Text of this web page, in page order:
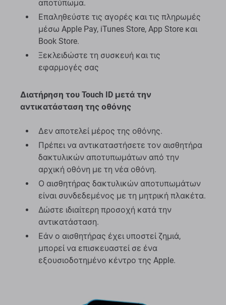
αποτύπωμα.
Επαληθεύστε τις αγορές και τις πληρωμές
μέσω Apple Pay, iTunes Store, App Store και
Book Store.
Ξεκλειδώστε τη συσκευή και τις
εφαρμογές σας
Διατήρηση του Touch ID μετά την
αντικατάσταση της οθόνης
Δεν αποτελεί μέρος της οθόνης.
Πρέπει να αντικαταστήσετε τον αισθητήρα
δακτυλικών αποτυπωμάτων από την
αρχική οθόνη με τη νέα οθόνη.
Ο αισθητήρας δακτυλικών αποτυπωμάτων
είναι συνδεδεμένος με τη μητρική πλακέτα.
Δώστε ιδιαίτερη προσοχή κατά την
αντικατάσταση.
Εάν ο αισθητήρας έχει υποστεί ζημιά,
μπορεί να επισκευαστεί σε ένα
εξουσιοδοτημένο κέντρο της Apple.